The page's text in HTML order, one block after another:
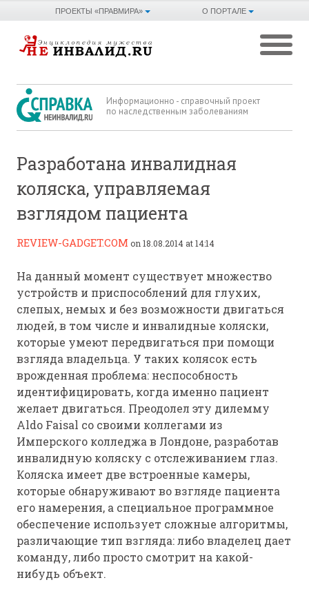
О ПОРТАЛЕ
ПРОЕКТЫ «ПРАВМИРА»
Информационно - справочный проект
по наследственным заболеваниям
Разработана инвалидная
коляска, управляемая
взглядом пациента
REVIEW-GADGET.COM on 18.08.2014 at 14:14
На данный момент существует множество
устройств и приспособлений для глухих,
слепых, немых и без возможности двигаться
людей, в том числе и инвалидные коляски,
которые умеют передвигаться при помощи
взгляда владельца. У таких колясок есть
врожденная проблема: неспособность
идентифицировать, когда именно пациент
желает двигаться. Преодолел эту дилемму
Aldo Faisal со своими коллегами из
Имперского колледжа в Лондоне, разработав
инвалидную коляску с отслеживанием глаз.
Коляска имеет две встроенные камеры,
которые обнаруживают во взгляде пациента
его намерения, а специальное программное
обеспечение использует сложные алгоритмы,
различающие тип взгляда: либо владелец дает
команду, либо просто смотрит на какой-
нибудь объект.